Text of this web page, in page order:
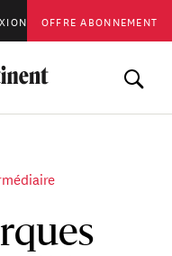
OFFRE ABONNEMENT